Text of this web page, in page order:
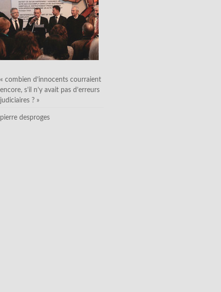
« combien d’innocents courraient
encore, s’il n’y avait pas d’erreurs
judiciaires ? »
pierre desproges